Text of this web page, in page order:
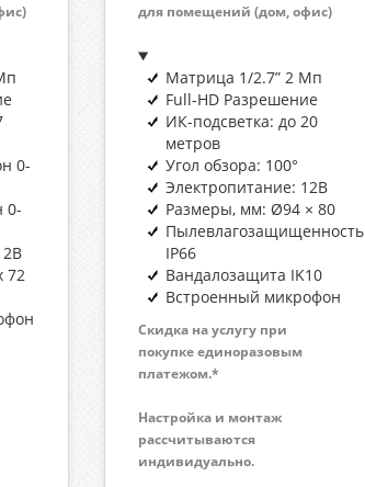
0-
0-
72
для помещений (дом, офис)
Матрица 1/2.7” 2 Мп
Full-HD Разрешение
ИК-подсветка: до 20
метров
Угол обзора: 100°
Электропитание: 12В
Размеры, мм: Ø94 × 80
Пылевлагозащищенность
IP66
Вандалозащита IK10
Встроенный микрофон
Скидка на услугу при
покупке единоразовым
платежом.*
Настройка и монтаж
рассчитываются
индивидуально.